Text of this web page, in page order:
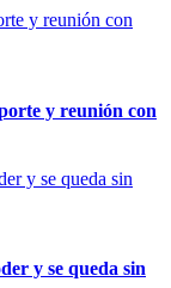
y reunión con
y se queda sin